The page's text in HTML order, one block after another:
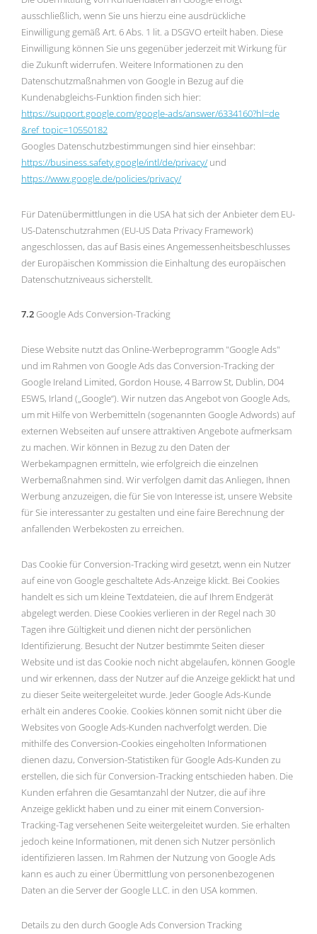
ausschließlich, wenn Sie uns hierzu eine ausdrückliche
Einwilligung gemäß Art. 6 Abs. 1 lit. a DSGVO erteilt haben. Diese
Einwilligung können Sie uns gegenüber jederzeit mit Wirkung für
die Zukunft widerrufen. Weitere Informationen zu den
Datenschutzmaßnahmen von Google in Bezug auf die
Kundenabgleichs-Funktion finden sich hier:
https://support.google.com/google-ads/answer/6334160?hl=de
&ref_topic=10550182
Googles Datenschutzbestimmungen sind hier einsehbar:
https://business.safety.google/intl/de/privacy/ und
https://www.google.de/policies/privacy/
Für Datenübermittlungen in die USA hat sich der Anbieter dem EU-
US-Datenschutzrahmen (EU-US Data Privacy Framework)
angeschlossen, das auf Basis eines Angemessenheitsbeschlusses
der Europäischen Kommission die Einhaltung des europäischen
Datenschutzniveaus sicherstellt.
7.2Google Ads Conversion-Tracking
Diese Website nutzt das Online-Werbeprogramm "Google Ads"
und im Rahmen von Google Ads das Conversion-Tracking der
Google Ireland Limited, Gordon House, 4 Barrow St, Dublin, D04
E5W5, Irland („Google“). Wir nutzen das Angebot von Google Ads,
um mit Hilfe von Werbemitteln (sogenannten Google Adwords) auf
externen Webseiten auf unsere attraktiven Angebote aufmerksam
zu machen. Wir können in Bezug zu den Daten der
Werbekampagnen ermitteln, wie erfolgreich die einzelnen
Werbemaßnahmen sind. Wir verfolgen damit das Anliegen, Ihnen
Werbung anzuzeigen, die für Sie von Interesse ist, unsere Website
für Sie interessanter zu gestalten und eine faire Berechnung der
anfallenden Werbekosten zu erreichen.
Das Cookie für Conversion-Tracking wird gesetzt, wenn ein Nutzer
auf eine von Google geschaltete Ads-Anzeige klickt. Bei Cookies
handelt es sich um kleine Textdateien, die auf Ihrem Endgerät
abgelegt werden. Diese Cookies verlieren in der Regel nach 30
Tagen ihre Gültigkeit und dienen nicht der persönlichen
Identifizierung. Besucht der Nutzer bestimmte Seiten dieser
Website und ist das Cookie noch nicht abgelaufen, können Google
und wir erkennen, dass der Nutzer auf die Anzeige geklickt hat und
zu dieser Seite weitergeleitet wurde. Jeder Google Ads-Kunde
erhält ein anderes Cookie. Cookies können somit nicht über die
Websites von Google Ads-Kunden nachverfolgt werden. Die
mithilfe des Conversion-Cookies eingeholten Informationen
dienen dazu, Conversion-Statistiken für Google Ads-Kunden zu
erstellen, die sich für Conversion-Tracking entschieden haben. Die
Kunden erfahren die Gesamtanzahl der Nutzer, die auf ihre
Anzeige geklickt haben und zu einer mit einem Conversion-
Tracking-Tag versehenen Seite weitergeleitet wurden. Sie erhalten
jedoch keine Informationen, mit denen sich Nutzer persönlich
identifizieren lassen. Im Rahmen der Nutzung von Google Ads
kann es auch zu einer Übermittlung von personenbezogenen
Daten an die Server der Google LLC. in den USA kommen.
Details zu den durch Google Ads Conversion Tracking